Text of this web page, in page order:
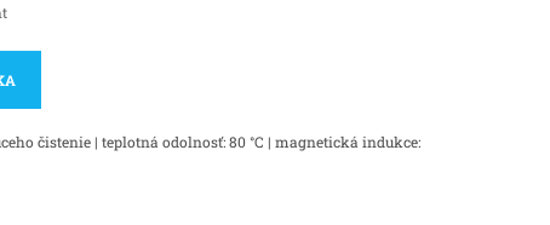
čistenie | teplotná odolnosť: 80 °C | magnetická indukce: